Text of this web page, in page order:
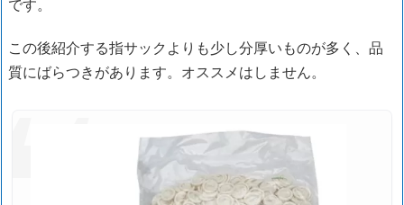
です。
この後紹介する指サックよりも少し分厚いものが多く、品
質にばらつきがあります。オススメはしません。